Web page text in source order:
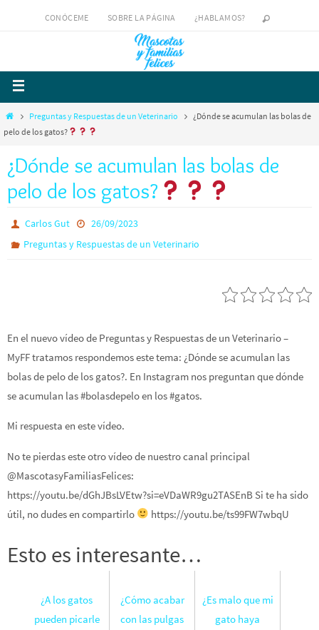
CONÓCEME SOBRE LA PÁGINA ¿HABLAMOS?
Preguntas y Respuestas de un Veterinario
¿Dónde se acumulan las bolas de
pelo de los gatos?
¿Dónde se acumulan las bolas de
pelo de los gatos?
Carlos Gut
26/09/2023
Preguntas y Respuestas de un Veterinario
En el nuevo vídeo de Preguntas y Respuestas de un Veterinario –
MyFF tratamos respondemos este tema: ¿Dónde se acumulan las
bolas de pelo de los gatos?. En Instagram nos preguntan que dónde
se acumulan las #bolasdepelo en los #gatos.
Mi respuesta en este vídeo.
No te pierdas este otro vídeo de nuestro canal principal
@MascotasyFamiliasFelices:
https://youtu.be/dGhJBsLVEtw?si=eVDaWR9gu2TASEnB Si te ha sido
útil, no dudes en compartirlo
https://youtu.be/ts99FW7wbqU
Esto es interesante…
¿A los gatos
pueden picarle
¿Cómo acabar
con las pulgas
¿Es malo que mi
gato haya